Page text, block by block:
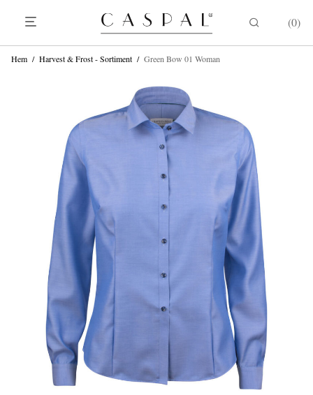
0
Hem / Harvest & Frost - Sortiment / Green Bow 01 Woman